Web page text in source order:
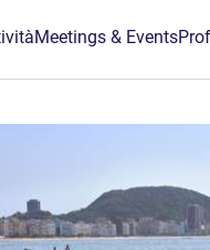
Meetings & Events